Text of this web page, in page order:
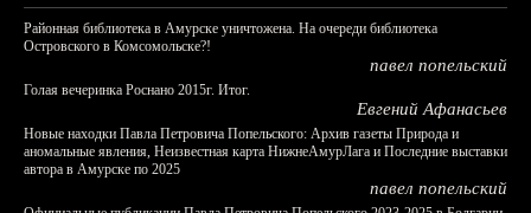
Районная библиотека в Амурске уничтожена. На очереди библиотека
Островского в Комсомольске?!
павел попельский
Голая вечеринка Роснано 2015г. Итог.
Евгений Афанасьев
Новые находки Павла Петровича Попельского: Архив газеты Природа и
аномальные явления, Неизвестная карта НижнеАмурЛага и Последние выставки
автора в Амурске по 2025
павел попельский